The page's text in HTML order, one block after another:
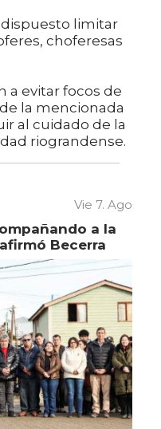
limitar
choferesas
a evitar focos de
la mencionada
al cuidado de la
riograndense.
Vie 7. Ago
a la
Becerra